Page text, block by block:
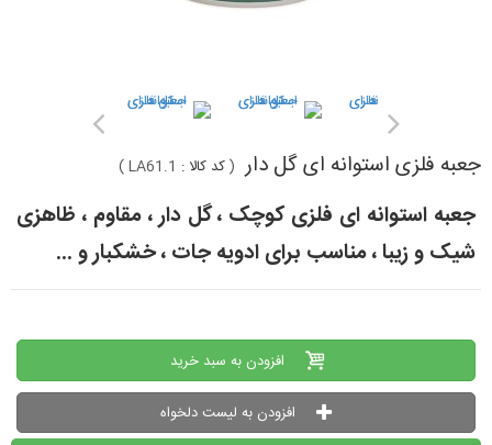
جعبه فلزی استوانه ای گل دار (کد کالا : LA61.1
)
جعبه استوانه ای فلزی کوچک ، گل دار ، مقاوم ، ظاهزی
شیک و زیبا ، مناسب برای ادویه جات ، خشکبار و ...
افزودن به سبد خرید
افزودن به لیست دلخواه